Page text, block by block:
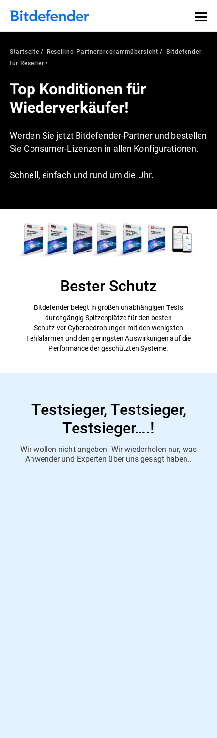
Startseite Reselling-Partnerprogrammübersicht
Bitdefender
für Reseller
Top Konditionen für
Wiederverkäufer!
Werden Sie jetzt Bitdefender-Partner und bestellen
Sie Consumer-Lizenzen in allen Konfigurationen.
Schnell, einfach und rund um die Uhr.
Bester Schutz
Bitdefender belegt in großen unabhängigen Tests
durchgängig Spitzenplätze für den besten
Schutz vor Cyberbedrohungen mit den wenigsten
Fehlalarmen und den geringsten Auswirkungen auf die
Performance der geschützten Systeme.
Testsieger, Testsieger,
Testsieger….!
Wir wollen nicht angeben. Wir wiederholen nur, was
Anwender und Experten über uns gesagt haben..